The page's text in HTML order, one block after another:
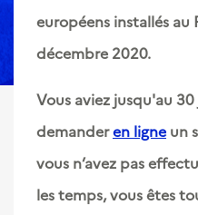
européens installés au
décembre 2020.
Vous aviez jusqu'au
demanderen ligne un
vous n’avez pas
les temps, vous êtes